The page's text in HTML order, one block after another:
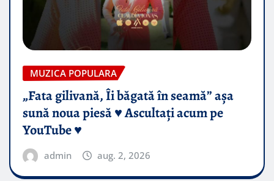
MUZICA POPULARA
„Fata gilivană, Îi băgată în seamă” așa
sună noua piesă ♥️ Ascultați acum pe
YouTube ♥️
admin aug. 2, 2026